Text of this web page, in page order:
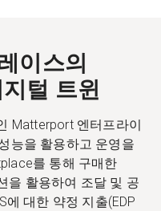
이스의
털 트윈
Matterport 엔터프라이
능을 활용하고 운영을
를 통해 구매한
을 활용하여 조달 및 공
에 대한 약정 지출(EDP